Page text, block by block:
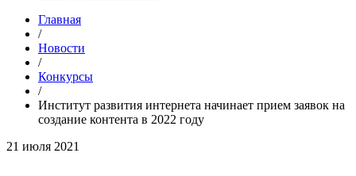
Главная
/
Новости
/
Конкурсы
/
Институт развития интернета начинает прием заявок на
создание контента в 2022 году
21 июля 2021